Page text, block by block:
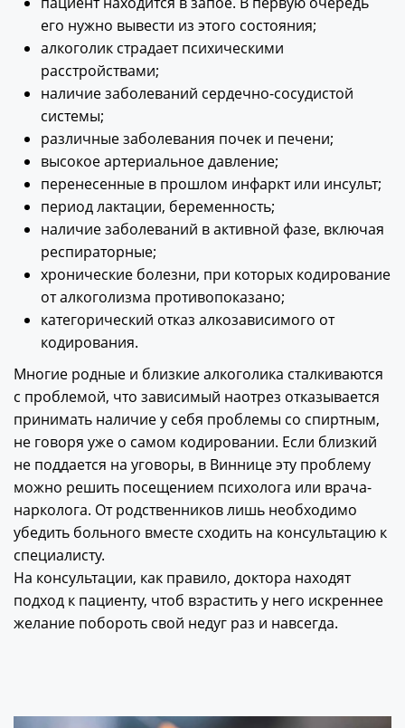
его нужно вывести из этого состояния;
алкоголик страдает психическими
расстройствами;
наличие заболеваний сердечно-сосудистой
системы;
различные заболевания почек и печени;
высокое артериальное давление;
перенесенные в прошлом инфаркт или инсульт;
период лактации, беременность;
наличие заболеваний в активной фазе, включая
респираторные;
хронические болезни, при которых кодирование
от алкоголизма противопоказано;
категорический отказ алкозависимого от
кодирования.
Многие родные и близкие алкоголика сталкиваются
с проблемой, что зависимый наотрез отказывается
принимать наличие у себя проблемы со спиртным,
не говоря уже о самом кодировании. Если близкий
не поддается на уговоры, в Виннице эту проблему
можно решить посещением психолога или врача-
нарколога. От родственников лишь необходимо
убедить больного вместе сходить на консультацию к
специалисту.
На консультации, как правило, доктора находят
подход к пациенту, чтоб взрастить у него искреннее
желание побороть свой недуг раз и навсегда.